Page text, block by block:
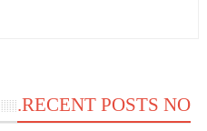
RECENT POSTS NO.